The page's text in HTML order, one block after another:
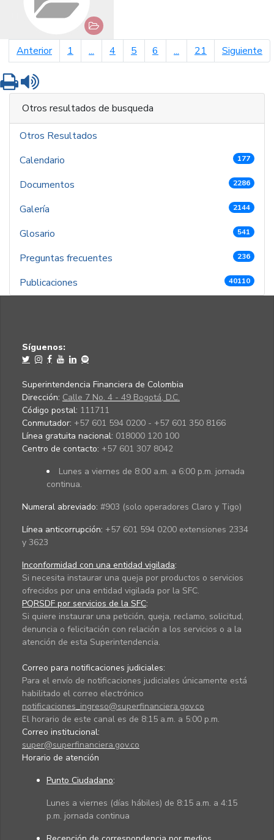
Anteriorpágina anterior
1 ... 4 5 6 ... 21 Siguiente
Imprimir
Otros resultados de busqueda
Otros Resultados
Calendario
177
Documentos 2286
Galería 2144
Glosario 541
Preguntas frecuentes 236
Publicaciones 40110
Síguenos:
Superintendencia Financiera de Colombia
Dirección: Calle 7 No. 4 - 49 Bogotá, D.C.
Código postal: 111711
Conmutador: +57 601 594 0200 - +57 601 350 8166
Línea gratuita nacional: 018000 120 100
Centro de contacto: +57 601 307 8042
Lunes a viernes de 8:00 a.m. a 6:00 p.m. jornada
continua.
Numeral abreviado: #903 (solo operadores Claro y Tigo)
Línea anticorrupción: +57 601 594 0200 extensiones 2334
y 3623
Inconformidad con una entidad vigilada:
Si necesita instaurar una queja por productos o servicios
ofrecidos por una entidad vigilada por la SFC.
PQRSDF por servicios de la SFC:
Si quiere instaurar una petición, queja, reclamo, solicitud,
denuncia o felicitación con relación a los servicios o a la
atención de esta Superintendencia.
Correo para notificaciones judiciales:
Para el envío de notificaciones judiciales únicamente está
habilitado el correo electrónico
notificaciones_ingreso@superfinanciera.gov.co
El horario de este canal es de 8:15 a.m. a 5:00 p.m.
Correo institucional:
super@superfinanciera.gov.co
Horario de atención
Punto Ciudadano:
Lunes a viernes (días hábiles) de 8:15 a.m. a 4:15
p.m. jornada continua